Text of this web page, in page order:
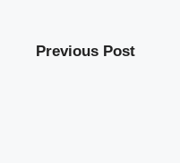
Previous Post